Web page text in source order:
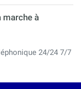
marche à
24/24 7/7